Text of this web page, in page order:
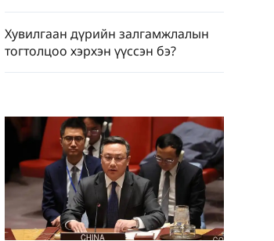
Хувилгаан дүрийн залгамжлалын
тогтолцоо хэрхэн үүссэн бэ?